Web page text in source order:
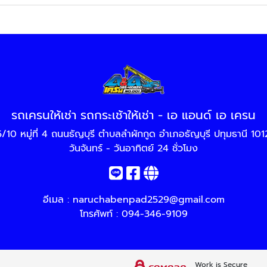
รถเครนให้เช่า รถกระเช้าให้เช่า - เอ แอนด์ เอ เครน
10 หมู่ที่ 4 ถนนธัญบุรี ตำบลลำผักกูด อำเภอธัญบุรี ปทุมธานี
วันจันทร์ - วันอาทิตย์ 24 ชั่วโมง
อีเมล : naruchabenpad2529@gmail.com
โทรศัพท์ : 094-346-9109
Work is Secure